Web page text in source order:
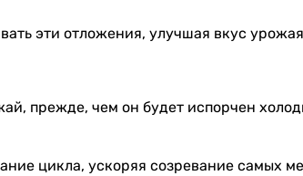
эти отложения, улучшая вкус
прежде, чем он будет испорчен
цикла, ускоряя созревание самых